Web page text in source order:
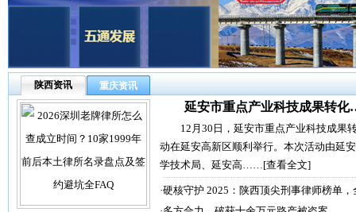
陕西资讯 重庆资讯
延安市重点产业科技成果转
12月30日，延安市重点产业科技成果
动在延安高新区顺利举行。本次活动由延
学技术局、延安高……[查看全文]
·硬核守护 2025：陕西顶尖刑事律师榜单